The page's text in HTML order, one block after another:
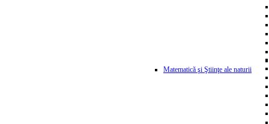
Matematică şi Ştiinţe ale naturii